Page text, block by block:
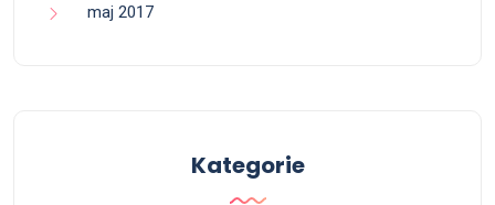
maj 2017
Kategorie